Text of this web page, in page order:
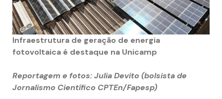
Infraestrutura de geração de energia
fotovoltaica é destaque na Unicamp
Reportagem e fotos: Julia Devito (bolsista de
Jornalismo Científico CPTEn/Fapesp)